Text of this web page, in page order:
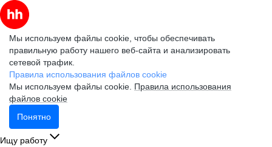
Мы используем файлы cookie, чтобы обеспечивать
правильную работу нашего веб-сайта и анализировать
сетевой трафик.
Правила использования файлов cookie
Мы используем файлы cookie. Правила использования
файлов cookie
Понятно
Ищу работу